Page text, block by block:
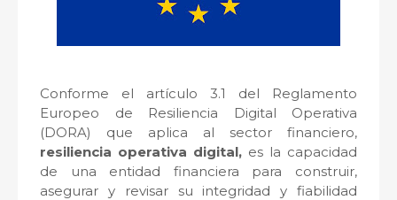
Conforme el artículo 3.1 del Reglamento
Europeo de Resiliencia Digital Operativa
(DORA) que aplica al sector financiero,
resiliencia operativa digital, es la capacidad
de una entidad financiera para construir,
asegurar y revisar su integridad y fiabilidad